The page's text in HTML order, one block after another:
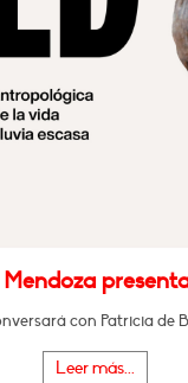
con Patricia de
Leer más...